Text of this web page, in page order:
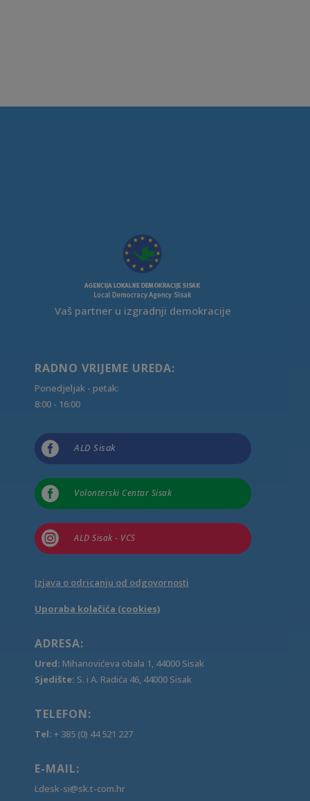
Vaš partner u izgradnji demokracije
RADNO VRIJEME UREDA:
Ponedjeljak - petak:
8:00 - 16:00
 ALD Sisak
 Volonterski Centar Sisak
 ALD Sisak - VCS
Izjava o odricanju od odgovornosti
Uporaba kolačića (cookies)
ADRESA:
Ured: Mihanovićeva obala 1, 44000 Sisak
Sjedište: S. i A. Radića 46, 44000 Sisak
TELEFON:
Tel: + 385 (0) 44 521 227
E-MAIL:
Ldesk-si@sk.t-com.hr